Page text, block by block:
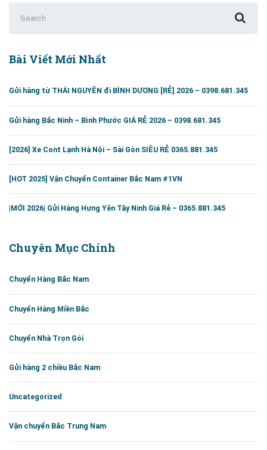
for:
Bài Viết Mới Nhất
Gửi hàng từ THÁI NGUYÊN đi BÌNH DƯƠNG [RẺ] 2026 – 0398.681.345
Gửi hàng Bắc Ninh – Bình Phước GIÁ RẺ 2026 – 0398.681.345
[2026] Xe Cont Lạnh Hà Nội – Sài Gòn SIÊU RẺ 0365.881.345
[HOT 2025] Vận Chuyển Container Bắc Nam #1VN
|MỚI 2026| Gửi Hàng Hưng Yên Tây Ninh Giá Rẻ – 0365.881.345
Chuyên Mục Chính
Chuyển Hàng Bắc Nam
Chuyển Hàng Miền Bắc
Chuyển Nhà Trọn Gói
Gửi hàng 2 chiều Bắc Nam
Uncategorized
Vận chuyển Bắc Trung Nam